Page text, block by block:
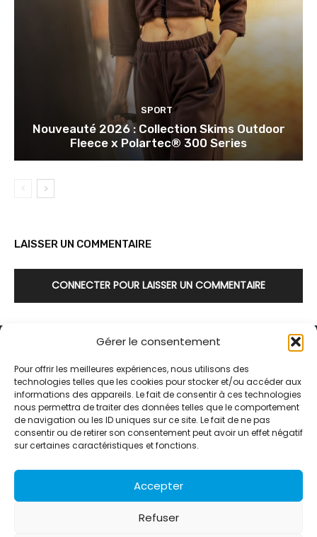
Gérer le consentement
Pour offrir les meilleures expériences, nous utilisons des
technologies telles que les cookies pour stocker et/ou accéder aux
informations des appareils. Le fait de consentir à ces technologies
nous permettra de traiter des données telles que le comportement
de navigation ou les ID uniques sur ce site. Le fait de ne pas
consentir ou de retirer son consentement peut avoir un effet négatif
sur certaines caractéristiques et fonctions.
Accepter
Refuser
SPORT
Nouveauté 2026 : Collection Skims Outdoor
Fleece x Polartec® 300 Series
LAISSER UN COMMENTAIRE
CONNECTER POUR LAISSER UN COMMENTAIRE
Alternative Média est une agence de relations presse et de
relations publiques basée à Grenoble. Depuis 1995, elle conçoit et
pilote des stratégies de visibilité en France et à l’international
grâce à un réseau d’agences partenaires.